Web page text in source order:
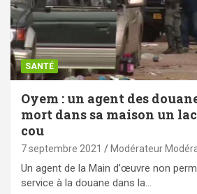
SANTÉ
Oyem : un agent des
mort dans sa maison un
cou
7 septembre 2021 Modérateur
Un agent de la Main d’œuvre non
service à la douane dans la…